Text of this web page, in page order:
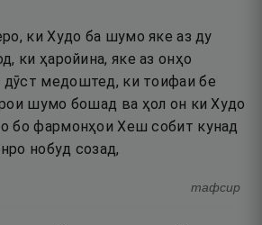
ки Худо ба шумо яке аз ду
ки ҳаройина, яке аз онҳо
медоштед, ки тоифаи бе
шумо бошад ва ҳол он ки Худо
бо фармонҳои Хеш собит кунад
нобуд созад,
тафсир